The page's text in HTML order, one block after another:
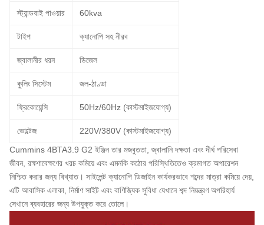
স্ট্যান্ডবাই পাওয়ার 60kva
টাইপ ক্যানোপি সহ নীরব
জ্বালানীর ধরন ডিজেল
কুলিং সিস্টেম জল-ঠাণ্ডা
ফ্রিকোয়েন্সি 50Hz/60Hz (কাস্টমাইজযোগ্য)
ভোল্টেজ
220V/380V (কাস্টমাইজযোগ্য)
Cummins 4BTA3.9 G2 ইঞ্জিন তার মজবুততা, জ্বালানি দক্ষতা এবং দীর্ঘ পরিসেবা
জীবন, রক্ষণাবেক্ষণের খরচ কমিয়ে এবং এমনকি কঠোর পরিস্থিতিতেও ক্রমাগত অপারেশন
নিশ্চিত করার জন্য বিখ্যাত। সাইলেন্ট ক্যানোপি ডিজাইন কার্যকরভাবে শব্দের মাত্রা কমিয়ে দেয়,
এটি আবাসিক এলাকা, নির্মাণ সাইট এবং বাণিজ্যিক সুবিধা যেখানে শব্দ নিয়ন্ত্রণ অপরিহার্য
সেখানে ব্যবহারের জন্য উপযুক্ত করে তোলে।